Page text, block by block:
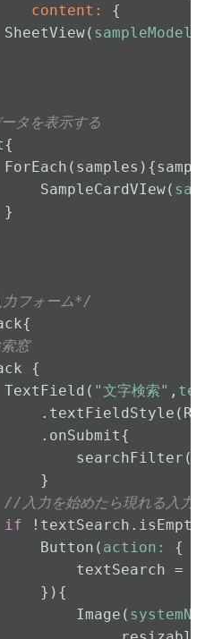
content:
{
sampleModel:
タを表示する
SampleCardVIew(
}
フォーム*/
窓
{
"文字検索" ,
.onSubmit{
searchFilter(
}
//入力を始めたら現れる入力
if
Button(
action:
{
textSearch =
}){
Image(